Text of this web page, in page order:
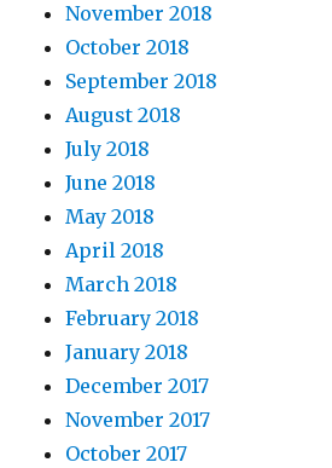
November 2018
October 2018
September 2018
August 2018
July 2018
June 2018
May 2018
April 2018
March 2018
February 2018
January 2018
December 2017
November 2017
October 2017